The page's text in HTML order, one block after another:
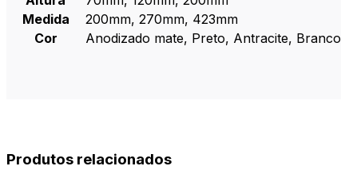
Medida
200mm, 270mm, 423mm
Cor
Anodizado mate, Preto, Antracite, Branco
Produtos relacionados